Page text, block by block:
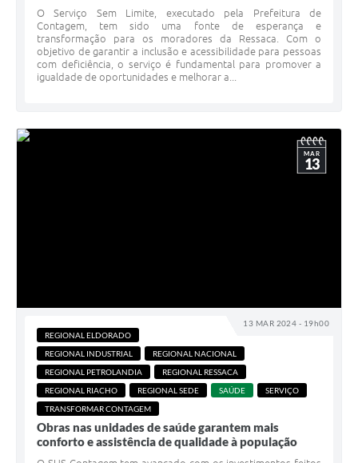
O Serviço Sem Limite, executado pela Prefeitura de
Contagem, tem sido uma fonte de esperança e
transformação para os moradores da Ressaca. Com o
objetivo de garantir a inclusão e acessibilidade para pessoas
com deficiência, o serviço é fundamental para promover a
igualdade de oportunidades e melhorar a...
13 MAR 2024 - 19h00
MAR
13
REGIONAL ELDORADO
REGIONAL INDUSTRIAL
REGIONAL NACIONAL
REGIONAL PETROLANDIA
REGIONAL RESSACA
REGIONAL RIACHO
REGIONAL SEDE SAÚDE
SERVIÇO
TRANSFORMAR CONTAGEM
Obras nas unidades de saúde garantem mais
conforto e assistência de qualidade à população